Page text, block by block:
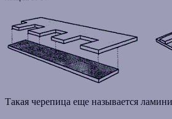
Такая черепица еще называется